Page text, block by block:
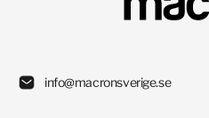
info@macronsverige.se